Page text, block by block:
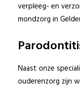
verpleeg- en
mondzorg in
Naast onze
ouderenzorg zijn